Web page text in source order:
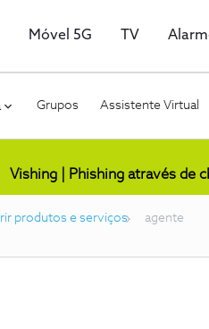
Móvel 5G TV
Grupos Assistente Virtual
Vishing | Phishing através de
produtos e serviços agente